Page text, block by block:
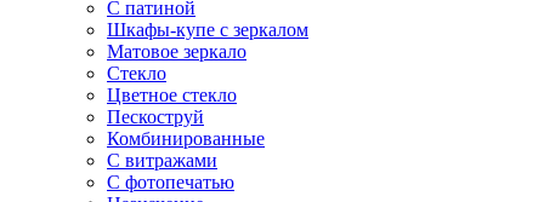
С патиной
Шкафы-купе с зеркалом
Матовое зеркало
Стекло
Цветное стекло
Пескоструй
Комбинированные
С витражами
С фотопечатью